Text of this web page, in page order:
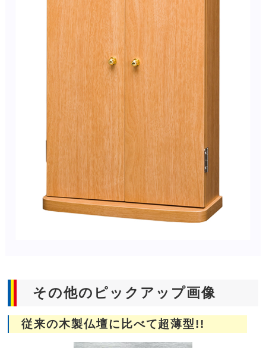
その他のピックアップ画像
従来の木製仏壇に比べて超薄型!!